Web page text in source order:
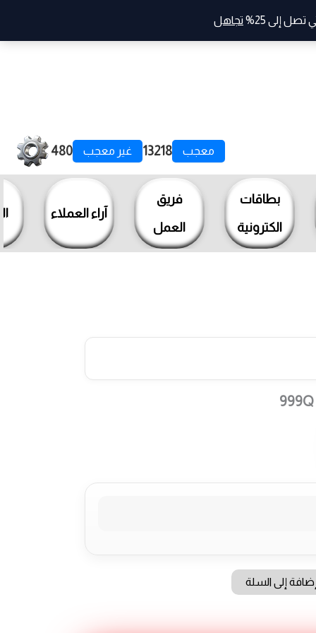
معجب 13218 غير معجب 480
بطاقات
الكترونية
فريق
العمل
آراء العملاء
إلى 25% تجاهل
إلى السلة